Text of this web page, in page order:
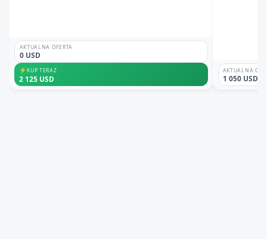
AKTUALNA OFERTA
0 USD
⚡KUP TERAZ
2 125 USD
AKTUALNA
1 050 USD